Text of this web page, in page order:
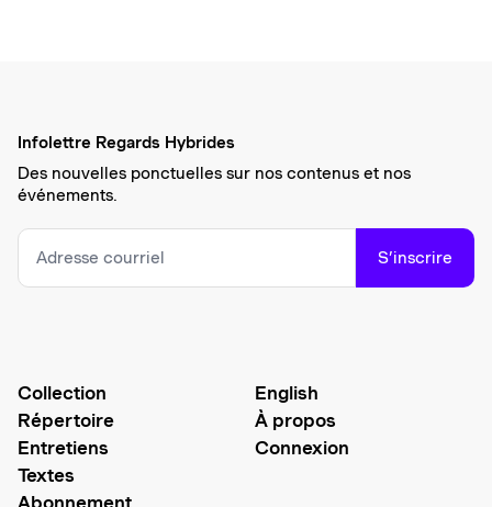
Infolettre Regards Hybrides
Des nouvelles ponctuelles sur nos contenus et nos
événements.
S’inscrire
Collection
Répertoire
Entretiens
Textes
Abonnement
English
À propos
Connexion